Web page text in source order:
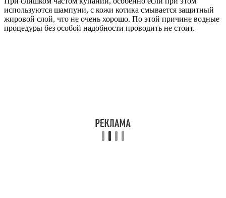
используются шампуни, с кожи котика смывается защитный
жировой слой, что не очень хорошо. По этой причине водные
процедуры без особой надобности проводить не стоит.